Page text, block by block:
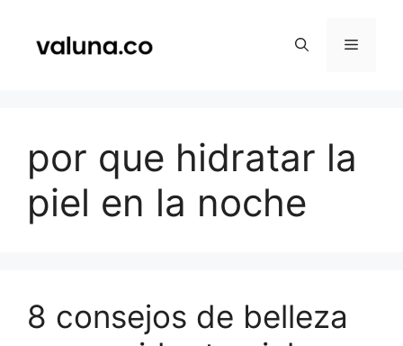
contenido
Menú
por que hidratar la
piel en la noche
8 consejos de belleza